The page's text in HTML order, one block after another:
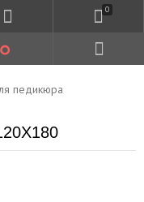
0
педикюра